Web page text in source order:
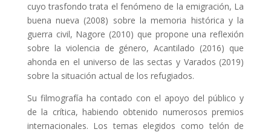
cuyo trasfondo trata el fenómeno de la emigración, La
buena nueva (2008) sobre la memoria histórica y la
guerra civil, Nagore (2010) que propone una reflexión
sobre la violencia de género, Acantilado (2016) que
ahonda en el universo de las sectas y Varados (2019)
sobre la situación actual de los refugiados.
Su filmografía ha contado con el apoyo del público y
de la crítica, habiendo obtenido numerosos premios
internacionales. Los temas elegidos como telón de